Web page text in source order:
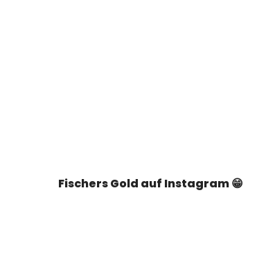
Fischers Gold auf Instagram 😁